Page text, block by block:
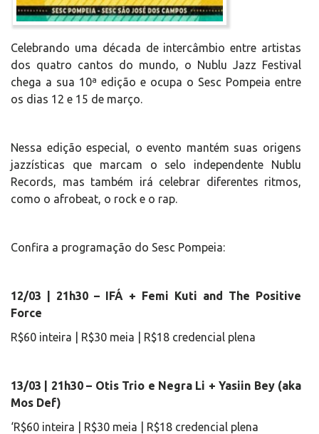
Celebrando uma década de intercâmbio entre artistas
dos quatro cantos do mundo, o Nublu Jazz Festival
chega a sua 10ª edição e ocupa o Sesc Pompeia entre
os dias 12 e 15 de março.
Nessa edição especial, o evento mantém suas origens
jazzísticas que marcam o selo independente Nublu
Records, mas também irá celebrar diferentes ritmos,
como o afrobeat, o rock e o rap.
Confira a programação do Sesc Pompeia:
12/03 | 21h30 – IFÁ + Femi Kuti and The Positive
Force
R$60 inteira | R$30 meia | R$18 credencial plena
13/03 | 21h30 – Otis Trio e Negra Li + Yasiin Bey (aka
Mos Def)
‘R$60 inteira | R$30 meia | R$18 credencial plena